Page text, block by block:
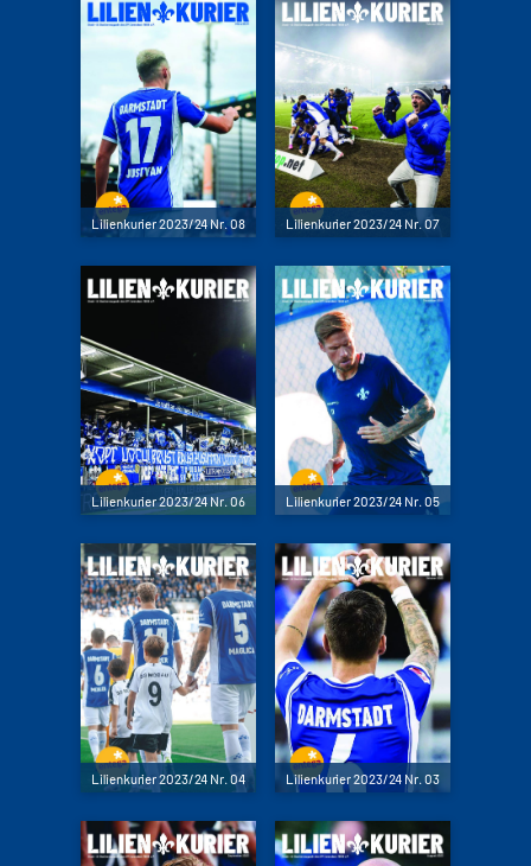
Lilienkurier 2023/24 Nr. 08 Lilienkurier 2023/24 Nr. 07
Lilienkurier 2023/24 Nr. 06 Lilienkurier 2023/24 Nr. 05
Lilienkurier 2023/24 Nr. 04 Lilienkurier 2023/24 Nr. 03